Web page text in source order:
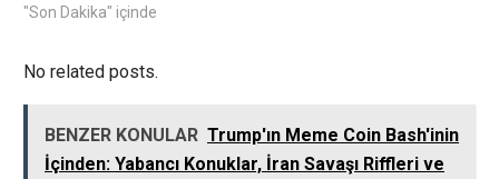
Sam Bourgi, Personel
yönelik kripto geçiş
ücretine ilişkin raporlara
Kripto yatırım şirketi
Galaxy'nin yöneticilerinden
"Son Dakika" içinde
No related posts.
BENZER KONULAR Trump'ın Meme Coin Bash'inin
İçinden: Yabancı Konuklar, İran Savaşı Riffleri ve